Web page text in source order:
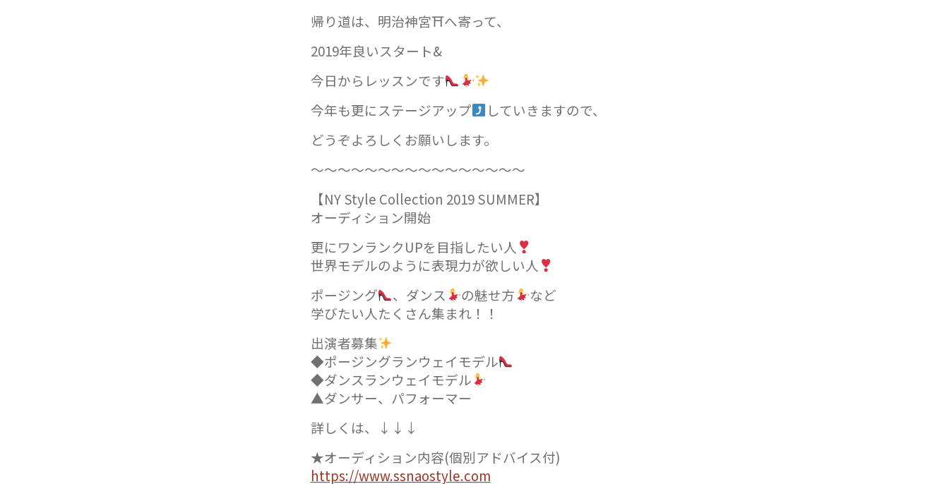
帰り道は、明治神宮⛩へ寄って、
2019年良いスタート&
今日からレッスンです
今年も更にステージアップ
していきますので、
どうぞよろしくお願いします。
〜〜〜〜〜〜〜〜〜〜〜〜〜〜〜〜
【NY Style Collection 2019 SUMMER】
オーディション開始
更にワンランクUPを目指したい人
世界モデルのように表現力が欲しい人
ポージング
、ダンス の魅せ方
など
学びたい人たくさん集まれ！！
出演者募集
◆ポージングランウェイモデル
◆ダンスランウェイモデル
▲ダンサー、パフォーマー
詳しくは、↓↓↓
★オーディション内容(個別アドバイス付)
https://www.ssnaostyle.com